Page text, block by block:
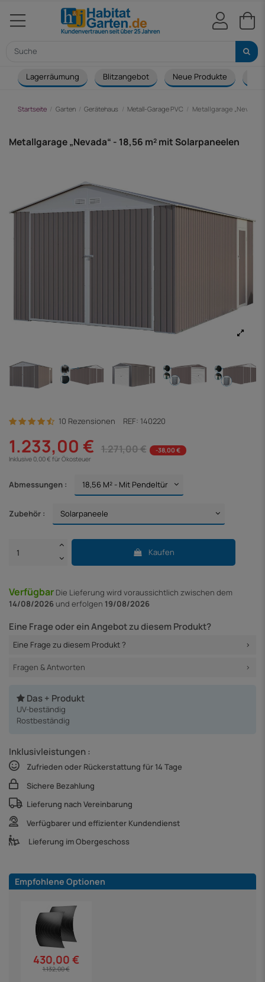
Lagerräumung Blitzangebot Neue Produkte
Startseite Garten Gerätehaus Metall-Garage PVC Metallgarage
Metallgarage „Nevada“ - 18,56 m² mit Solarpaneelen
10 Rezensionen REF: 140220
1.233,00 € 1.271,00 €
-38,00 €
Inklusive 0,00 € für Ökosteuer
Abmessungen :
Zubehör :
Kaufen
Verfügbar Die Lieferung wird voraussichtlich zwischen dem
14/08/2026 und erfolgen 19/08/2026
Eine Frage oder ein Angebot zu diesem Produkt?
Eine Frage zu diesem Produkt ?
Fragen & Antworten
Das + Produkt
UV-beständig
Rostbeständig
Inklusivleistungen :
Zufrieden oder Rückerstattung für 14 Tage
Sichere Bezahlung
Lieferung nach Vereinbarung
Verfügbarer und effizienter Kundendienst
Lieferung im Obergeschoss
Empfohlene Optionen
430,00 €
1.132,00 €